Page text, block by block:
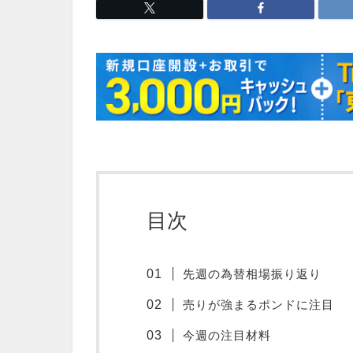
目次
先週の為替相場振り返り
売りが強まるポンドに注目
今週の注目材料